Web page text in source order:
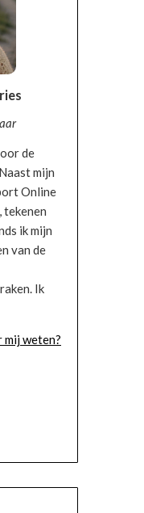
de
mijn
Online
ik mijn
van de
Ik
mij weten?